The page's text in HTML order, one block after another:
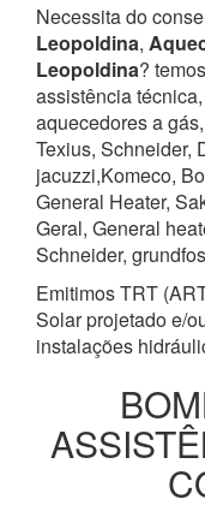
Necessita do
Leopoldina,
Leopoldina?
assistência
aquecedores a
Texius, Schneider,
jacuzzi,Komeco,
General Heater,
Geral, General
Schneider,
Emitimos TRT
Solar projetado e/
instalações